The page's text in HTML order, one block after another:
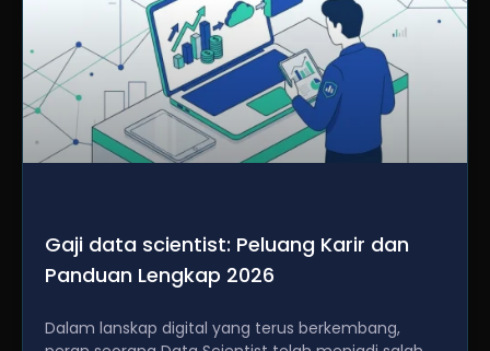
Gaji data scientist: Peluang Karir dan
Panduan Lengkap 2026
Dalam lanskap digital yang terus berkembang,